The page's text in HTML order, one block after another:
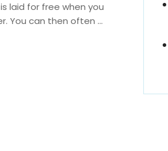
laid for free when you
You can then often ...